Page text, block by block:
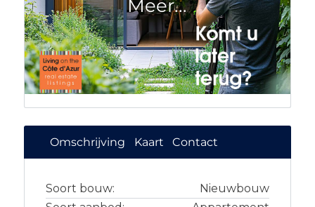
Omschrijving Kaart Contact
Soort bouw:
Nieuwbouw